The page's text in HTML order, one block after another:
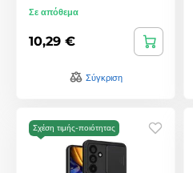
Σε απόθεμα
10,29 €
Σύγκριση
Σχέση τιμής-ποιότητας